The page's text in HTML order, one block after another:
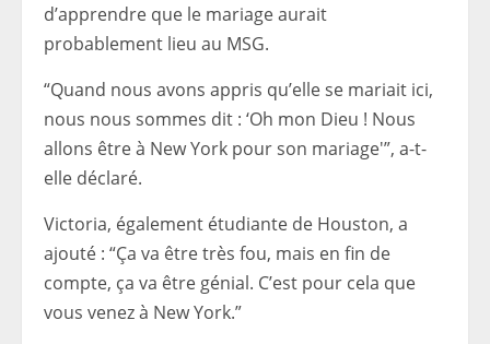
d’apprendre que le mariage aurait
probablement lieu au MSG.
“Quand nous avons appris qu’elle se mariait ici,
nous nous sommes dit : ‘Oh mon Dieu ! Nous
allons être à New York pour son mariage'”, a-t-
elle déclaré.
Victoria, également étudiante de Houston, a
ajouté : “Ça va être très fou, mais en fin de
compte, ça va être génial. C’est pour cela que
vous venez à New York.”